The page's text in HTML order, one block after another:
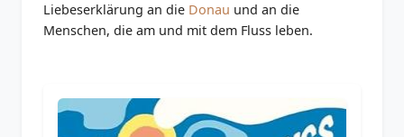
Liebeserklärung an die Donau und an die
Menschen, die am und mit dem Fluss leben.